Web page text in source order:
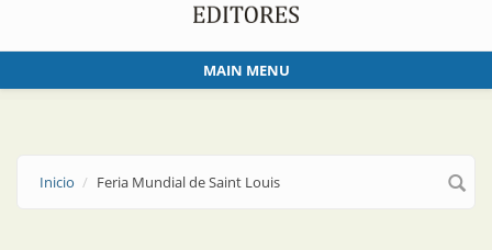
MAIN MENU
Inicio Feria Mundial de Saint Louis